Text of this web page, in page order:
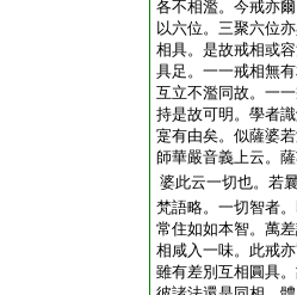
各不相濫。今戒亦
以六位。三聚六位
相具。是故戒相或
具足。一一戒相無
互立不濫同故。一
持是故可明。學者
寔有由矣。似薩婆
師華嚴音義上云。
婆此云一切也。若
梵語略。一切智者
常住如如本智。萬
相咸入一味。此戒
雖有差別互相圓具